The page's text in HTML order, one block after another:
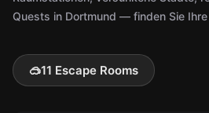
Quests in Dortmund — finden Sie
🥽11 Escape Rooms